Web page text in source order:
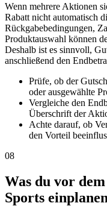
Wenn mehrere Aktionen
Rabatt nicht automatisch
Rückgabebedingungen,
Produktauswahl können
Deshalb ist es sinnvoll,
anschließend den
Prüfe, ob der
oder ausgewählte
Vergleiche den
Überschrift der
Achte darauf, ob
den Vorteil
08
Was du vor
Sports